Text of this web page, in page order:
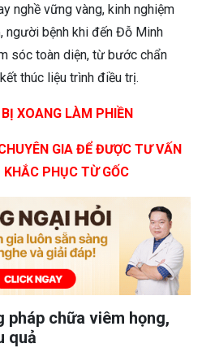
nghề vững vàng, kinh nghiệm
người bệnh khi đến Đỗ Minh
sóc toàn diện, từ bước chẩn
thúc liệu trình điều trị.
XOANG LÀM PHIỀN
GIA ĐỂ ĐƯỢC TƯ VẤN
KHẮC PHỤC TỪ GỐC
chữa viêm họng,
quả